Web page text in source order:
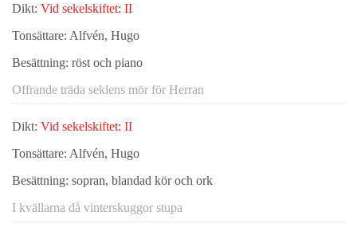
Dikt: Vid sekelskiftet: II
Tonsättare: Alfvén, Hugo
Besättning: röst och piano
Offrande träda seklens mör för Herran
Dikt: Vid sekelskiftet: II
Tonsättare: Alfvén, Hugo
Besättning: sopran, blandad kör och ork
I kvällarna då vinterskuggor stupa